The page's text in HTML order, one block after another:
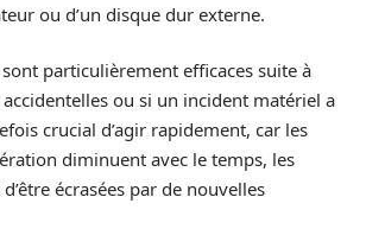
ou d’un disque dur externe.
particulièrement efficaces suite à
ou si un incident matériel a
crucial d’agir rapidement, car les
diminuent avec le temps, les
écrasées par de nouvelles